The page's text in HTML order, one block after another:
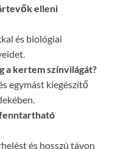
elleni
és biológiai
a kertem színvilágát?
egymást kiegészítő
és hosszú távon